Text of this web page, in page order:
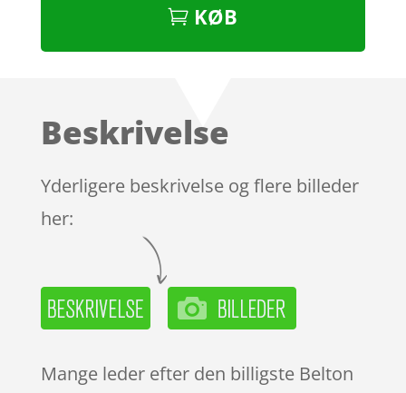
KØB
Beskrivelse
Yderligere beskrivelse og flere billeder
her:
Mange leder efter den billigste Belton